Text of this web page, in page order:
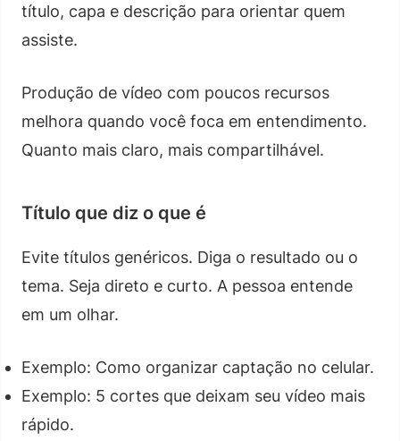
título, capa e descrição para orientar quem
assiste.
Produção de vídeo com poucos recursos
melhora quando você foca em entendimento.
Quanto mais claro, mais compartilhável.
Título que diz o que é
Evite títulos genéricos. Diga o resultado ou o
tema. Seja direto e curto. A pessoa entende
em um olhar.
Exemplo: Como organizar captação no celular.
Exemplo: 5 cortes que deixam seu vídeo mais
rápido.